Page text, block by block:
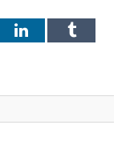
LinkedInTumblr